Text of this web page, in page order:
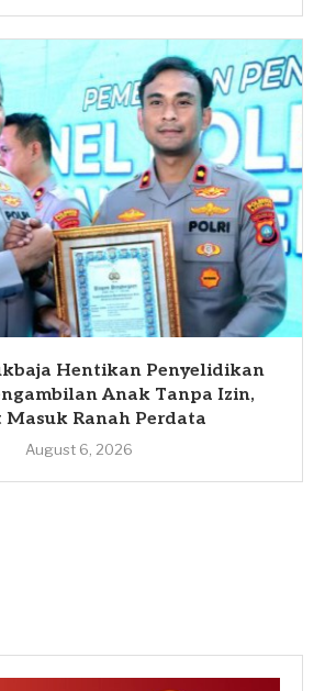
Hentikan Penyelidikan
Anak Tanpa Izin,
Masuk Ranah Perdata
August 6, 2026